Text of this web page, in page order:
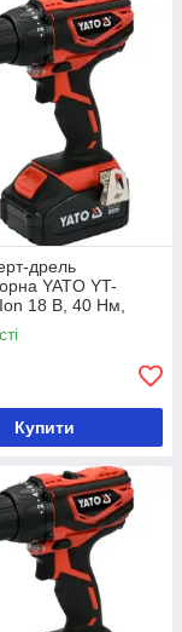
дрель
YATO YT-
18 В, 40 Нм,
акумулятора
Купити